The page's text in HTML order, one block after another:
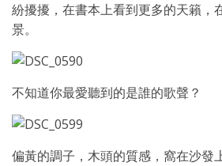
紛擾擾，在書本上看到更多的天籟，
景。
不知道你最愛聽到的是誰的歌聲？
偏黃的調子，木頭的質感，窩在沙發